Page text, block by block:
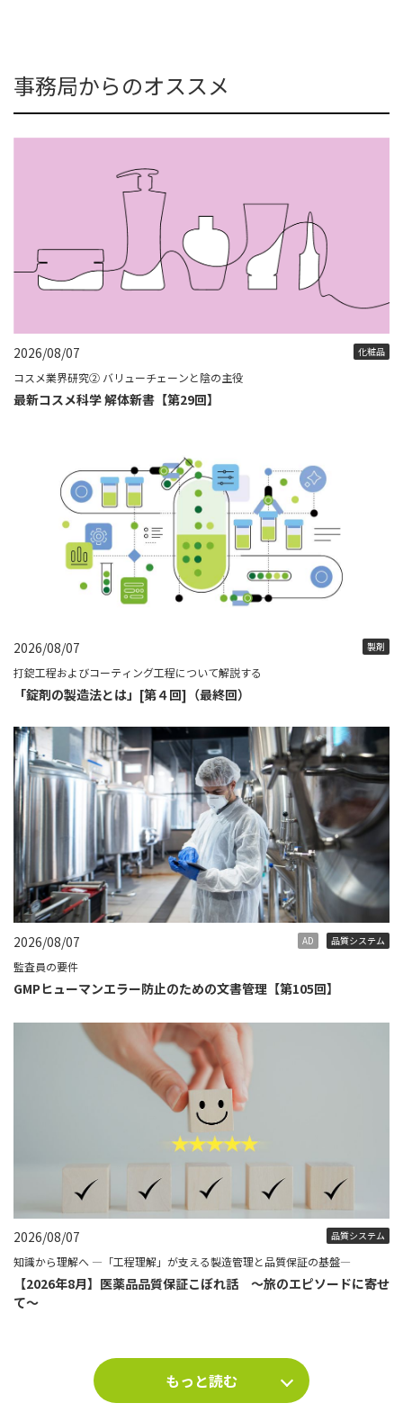
事務局からのオススメ
2026/08/07 化粧品
コスメ業界研究② バリューチェーンと陰の主役
最新コスメ科学 解体新書【第29回】
2026/08/07 製剤
打錠工程およびコーティング工程について解説する
「錠剤の製造法とは」[第４回]（最終回）
2026/08/07 AD 品質システム
監査員の要件
GMPヒューマンエラー防止のための文書管理【第105回】
2026/08/07 品質システム
知識から理解へ ―「工程理解」が支える製造管理と品質保証の基盤―
【2026年8月】医薬品品質保証こぼれ話 ～旅のエピソードに寄せ
て～
もっと読む